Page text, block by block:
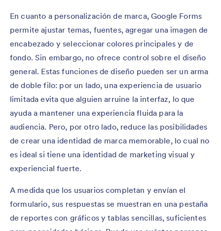
En cuanto a personalización de marca, Google Forms
permite ajustar temas, fuentes, agregar una imagen de
encabezado y seleccionar colores principales y de
fondo. Sin embargo, no ofrece control sobre el diseño
general. Estas funciones de diseño pueden ser un arma
de doble filo: por un lado, una experiencia de usuario
limitada evita que alguien arruine la interfaz, lo que
ayuda a mantener una experiencia fluida para la
audiencia. Pero, por otro lado, reduce las posibilidades
de crear una identidad de marca memorable, lo cual no
es ideal si tiene una identidad de marketing visual y
experiencial fuerte.
A medida que los usuarios completan y envían el
formulario, sus respuestas se muestran en una pestaña
de reportes con gráficos y tablas sencillas, suficientes